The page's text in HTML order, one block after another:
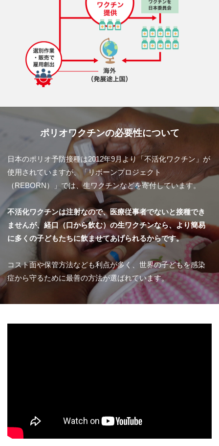
ポリオワクチンの必要性について
日本のポリオ予防接種は2012年9月より「不活化ワクチン」が
使用されていますが、「リボーンプロジェクト
（REBORN）」では、生ワクチンなどを寄付しています。
不活化ワクチンは注射なので、医療従事者でないと接種でき
ませんが、経口（口から飲む）の生ワクチンなら、より簡易
に多くの子どもたちに飲ませてあげられるからです。
コスト面や保管方法なども利点が多く、世界の子どもを感染
症から守るために最善の方法が選ばれています。